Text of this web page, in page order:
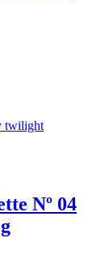
Nº 04